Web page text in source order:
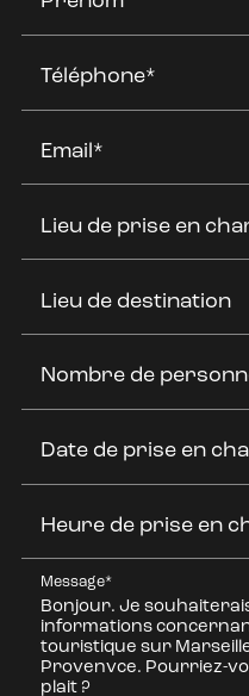
Téléphone*
Email*
Lieu de prise en
Lieu de destination
Nombre de
Date de prise en
Heure de prise en
Message*